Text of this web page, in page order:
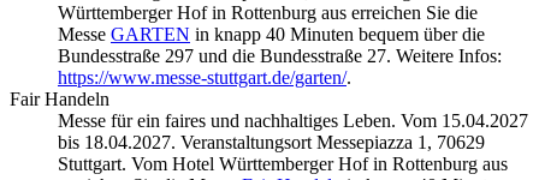
Württemberger Hof in Rottenburg aus erreichen Sie die
Messe GARTEN in knapp 40 Minuten bequem über die
Bundesstraße 297 und die Bundesstraße 27. Weitere Infos:
https://www.messe-stuttgart.de/garten/.
Fair Handeln
Messe für ein faires und nachhaltiges Leben. Vom 15.04.2027
bis 18.04.2027. Veranstaltungsort Messepiazza 1, 70629
Stuttgart. Vom Hotel Württemberger Hof in Rottenburg aus